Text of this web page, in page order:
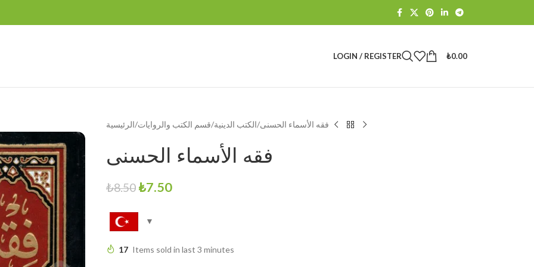
LOGIN / REGISTER ₺0.00
الرئيسية قسم الكتب والروايات الكتب الدينية فقه الأسماء الحسنى
فقه الأسماء الحسنى
₺8.50 ₺7.50
17 Items sold in last 3 minutes